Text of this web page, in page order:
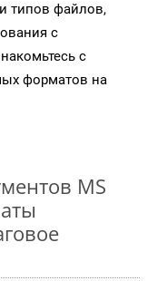
типов файлов,
с
с
форматов на
MS